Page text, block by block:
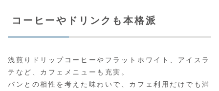
コーヒーやドリンクも本格派
浅煎りドリップコーヒーやフラットホワイト、アイスラ
テなど、カフェメニューも充実。
パンとの相性を考えた味わいで、カフェ利用だけでも満